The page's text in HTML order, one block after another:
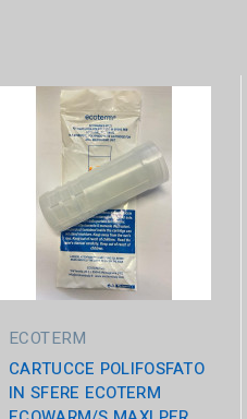
ECOTERM
CARTUCCE POLIFOSFATO
IN SFERE ECOTERM